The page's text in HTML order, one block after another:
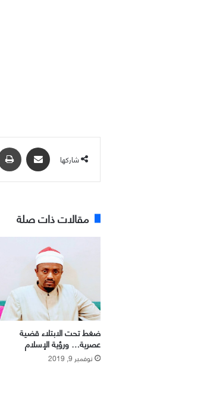
شاركها
مقالات ذات صلة
ضغط تحت الابتلاء قضية
عصرية… ورؤية الإسلام
نوفمبر 9, 2019